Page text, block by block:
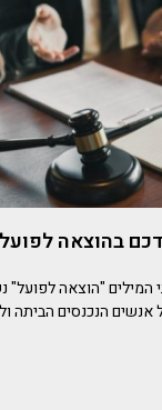
בהוצאה
המילים "הוצאה לפועל"
הנכנסים הביתה